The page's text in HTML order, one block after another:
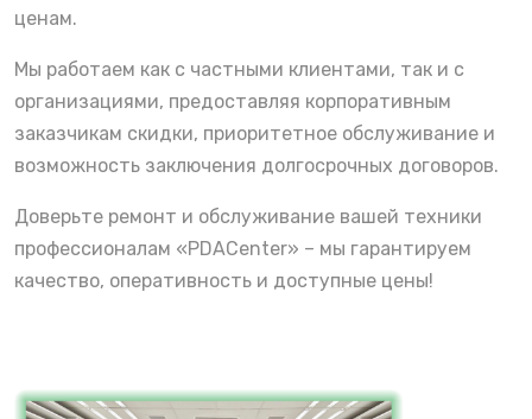
ценам.
Мы работаем как с частными клиентами, так и с
организациями, предоставляя корпоративным
заказчикам скидки, приоритетное обслуживание и
возможность заключения долгосрочных договоров.
Доверьте ремонт и обслуживание вашей техники
профессионалам «PDACenter» – мы гарантируем
качество, оперативность и доступные цены!